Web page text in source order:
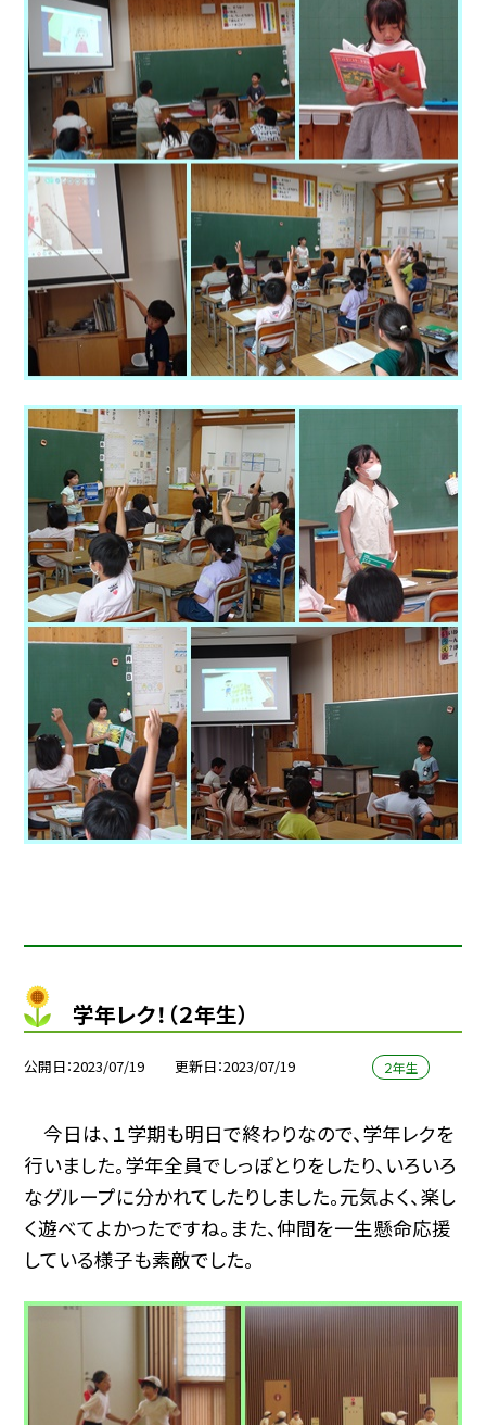
学年レク！（２年生）
公開日 2023/07/19 更新日 2023/07/19 ２年生
今日は、１学期も明日で終わりなので、学年レクを
行いました。学年全員でしっぽとりをしたり、いろいろ
なグループに分かれてしたりしました。元気よく、楽し
く遊べてよかったですね。また、仲間を一生懸命応援
している様子も素敵でした。